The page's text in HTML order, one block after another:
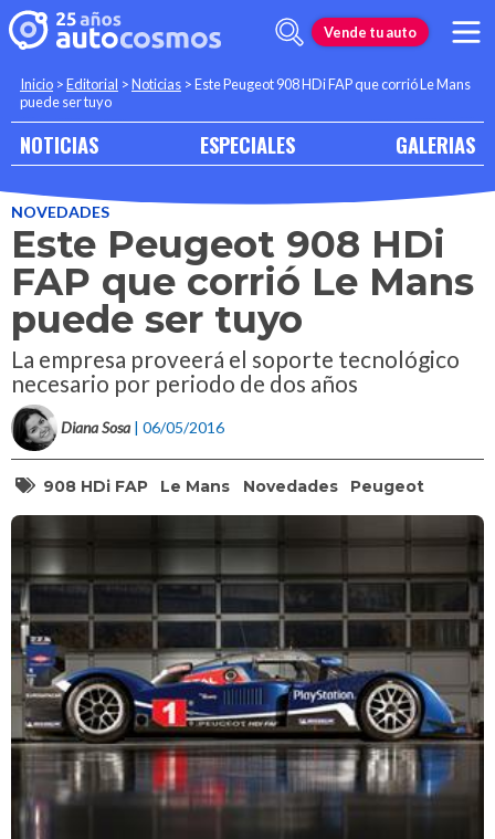
Vende tu auto
Inicio >Editorial >Noticias >Este Peugeot 908 HDi FAP que corrió Le Mans
puede ser tuyo
NOTICIAS ESPECIALES GALERIAS
NOVEDADES
Este Peugeot 908 HDi
FAP que corrió Le Mans
puede ser tuyo
La empresa proveerá el soporte tecnológico
necesario por periodo de dos años
Diana Sosa | 06/05/2016
908 HDi FAP Le Mans Novedades Peugeot